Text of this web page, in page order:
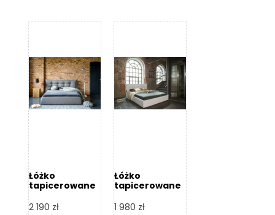
Łóżko
tapicerowane
Design
2 190 zł
Łóżko
tapicerowane
Design
1 980 zł